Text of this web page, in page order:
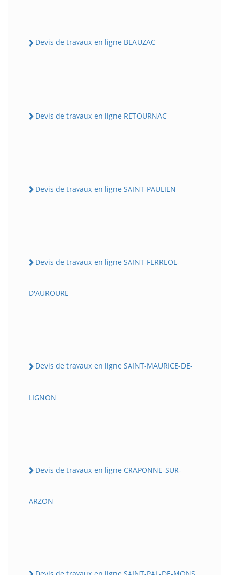
Devis de travaux en ligne BEAUZAC
Devis de travaux en ligne RETOURNAC
Devis de travaux en ligne SAINT-PAULIEN
Devis de travaux en ligne SAINT-FERREOL-
D'AUROURE
Devis de travaux en ligne SAINT-MAURICE-DE-
LIGNON
Devis de travaux en ligne CRAPONNE-SUR-
ARZON